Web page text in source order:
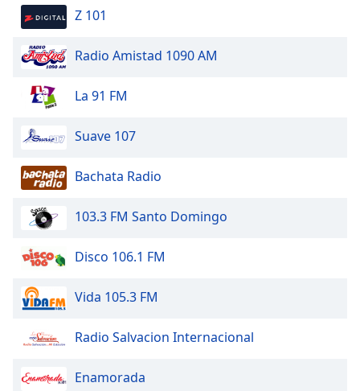
Background
Color
Caption
Area
Color
Opacity
Style
Z 101
Radio Amistad 1090 AM
La 91 FM
Suave 107
Bachata Radio
103.3 FM Santo Domingo
Disco 106.1 FM
Vida 105.3 FM
Radio Salvacion Internacional
Enamorada